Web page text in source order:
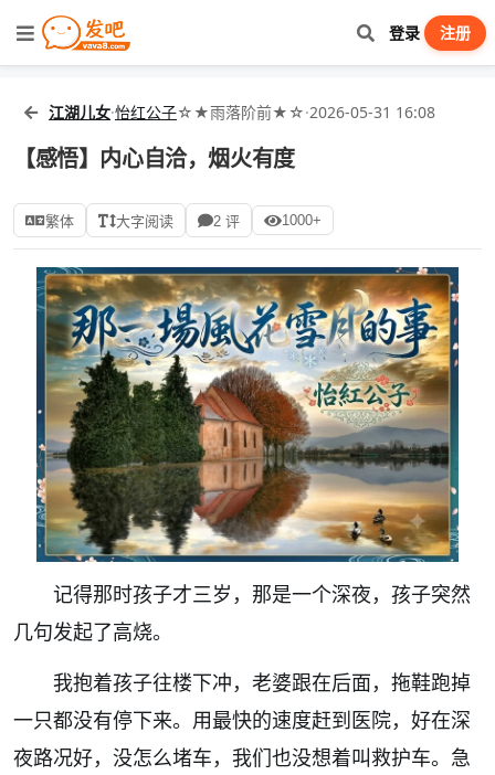
登录 注册
江湖儿女·怡红公子☆★雨落阶前★☆·2026-05-31 16:08
【感悟】内心自洽，烟火有度
繁体 大字阅读 2 评 1000+
记得那时孩子才三岁，那是一个深夜，孩子突然
几句发起了高烧。
我抱着孩子往楼下冲，老婆跟在后面，拖鞋跑掉
一只都没有停下来。用最快的速度赶到医院，好在深
夜路况好，没怎么堵车，我们也没想着叫救护车。急